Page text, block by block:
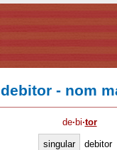
debitor - nom
de· bi·tor
singular
debitor